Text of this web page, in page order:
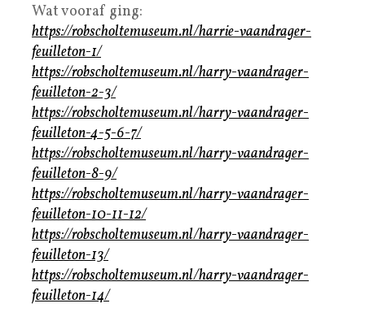
Wat vooraf ging:
https://robscholtemuseum.nl/harrie-vaandrager-
feuilleton-1/
https://robscholtemuseum.nl/harry-vaandrager-
feuilleton-2-3/
https://robscholtemuseum.nl/harry-vaandrager-
feuilleton-4-5-6-7/
https://robscholtemuseum.nl/harry-vaandrager-
feuilleton-8-9/
https://robscholtemuseum.nl/harry-vaandrager-
feuilleton-10-11-12/
https://robscholtemuseum.nl/harry-vaandrager-
feuilleton-13/
https://robscholtemuseum.nl/harry-vaandrager-
feuilleton-14/